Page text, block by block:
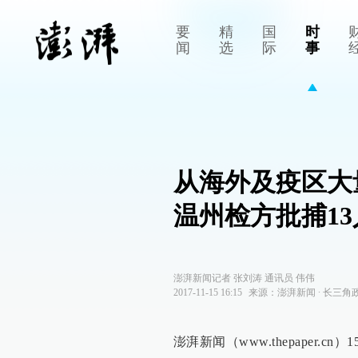
要
闻
精
选
国
际
时
事
从海外及疫区
温州检方批捕13
澎湃新闻记者 张刘涛 通讯员 伟伟
2017-11-15 16:15
来源： 澎湃新闻 ∙ 长三角
澎湃新闻（www.thepaper.cn）